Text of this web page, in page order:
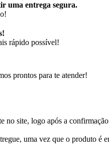
uma entrega segura.
rápido possível!
prontos para te atender!
no site, logo após a
uma vez que o produto é